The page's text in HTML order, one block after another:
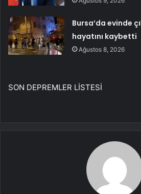
Bursa’da evinde
hayatını kaybetti
Ağustos 8, 2026
SON DEPREMLER LİSTESİ